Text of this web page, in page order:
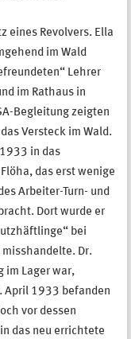
eines Revolvers. Ella
im Wald
Lehrer
im Rathaus in
Begleitung zeigten
Versteck im Wald.
in das
das erst wenige
Arbeiter-Turn- und
Dort wurde er
bei
Dr.
im Lager war,
April 1933 befanden
vor dessen
das neu errichtete